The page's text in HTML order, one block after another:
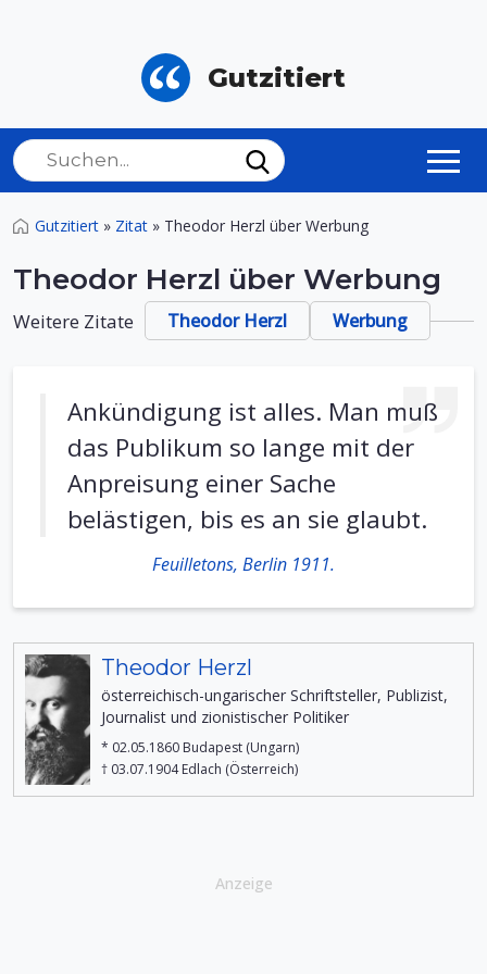
Gutzitiert
Gutzitiert » Zitat » Theodor Herzl über Werbung
Theodor Herzl über Werbung
Weitere Zitate Theodor Herzl Werbung
Ankündigung ist alles. Man muß
das Publikum so lange mit der
Anpreisung einer Sache
belästigen, bis es an sie glaubt.
Feuilletons, Berlin 1911.
Theodor Herzl
österreichisch-ungarischer Schriftsteller, Publizist,
Journalist und zionistischer Politiker
* 02.05.1860 Budapest (Ungarn)
† 03.07.1904 Edlach (Österreich)
Anzeige